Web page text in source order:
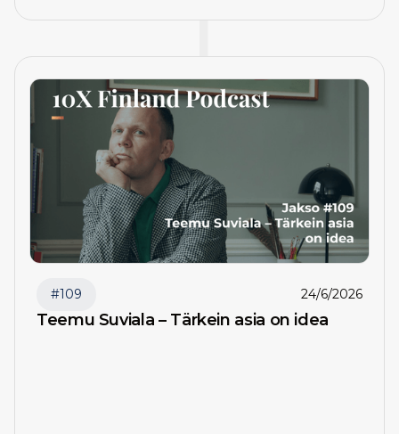
#109 24/6/2026
Teemu Suviala – Tärkein asia on idea